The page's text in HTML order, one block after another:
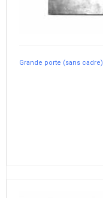
Grande porte (sans cadre)